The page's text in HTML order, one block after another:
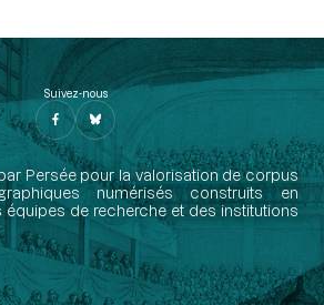
Suivez-nous
Persée pour la valorisation de corpus
numérisés construits en
équipes de recherche et des institutions